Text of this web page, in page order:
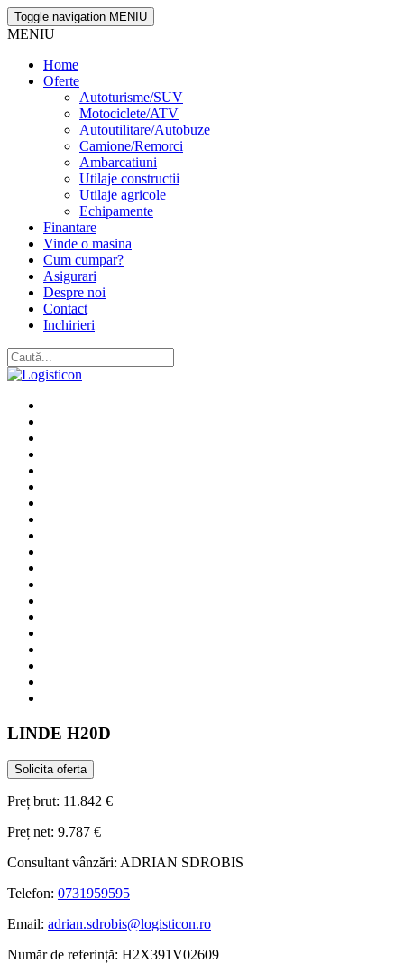
Toggle navigation MENIU
MENIU
Home
Oferte
Autoturisme/SUV
Motociclete/ATV
Autoutilitare/Autobuze
Camione/Remorci
Ambarcatiuni
Utilaje constructii
Utilaje agricole
Echipamente
Finantare
Vinde o masina
Cum cumpar?
Asigurari
Despre noi
Contact
Inchirieri
LINDE H20D
Solicita oferta
Preț brut: 11.842 €
Preț net: 9.787 €
Consultant vânzări: ADRIAN SDROBIS
Telefon: 0731959595
Email: adrian.sdrobis@logisticon.ro
Număr de referință: H2X391V02609